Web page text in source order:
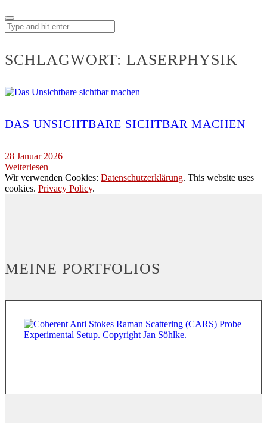
SCHLAGWORT: LASERPHYSIK
DAS UNSICHTBARE SICHTBAR MACHEN
28 Januar 2026
Weiterlesen
Wir verwenden Cookies: Datenschutzerklärung. This website uses
cookies. Privacy Policy.
MEINE PORTFOLIOS